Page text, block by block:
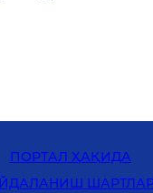
ПОРТАЛ ҲАҚИДА